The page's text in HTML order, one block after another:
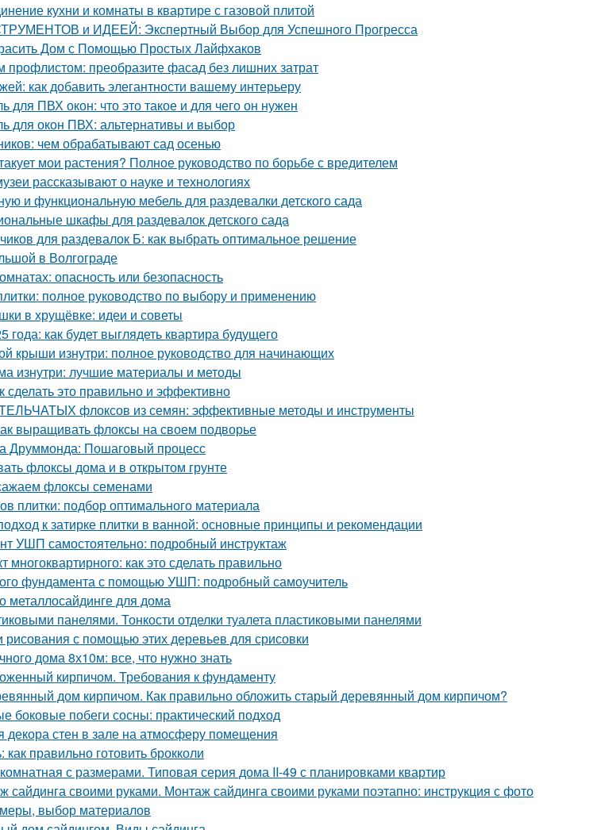
кухни и комнаты в квартире с газовой плитой
и ИДЕЕЙ: Экспертный Выбор для Успешного Прогресса
Дом с Помощью Простых Лайфхаков
профлистом: преобразите фасад без лишних затрат
как добавить элегантности вашему интерьеру
для ПВХ окон: что это такое и для чего он нужен
для окон ПВХ: альтернативы и выбор
чем обрабатывают сад осенью
мои растения? Полное руководство по борьбе с вредителем
рассказывают о науке и технологиях
и функциональную мебель для раздевалки детского сада
шкафы для раздевалок детского сада
для раздевалок Б: как выбрать оптимальное решение
в Волгограде
опасность или безопасность
полное руководство по выбору и применению
в хрущёвке: идеи и советы
года: как будет выглядеть квартира будущего
крыши изнутри: полное руководство для начинающих
изнутри: лучшие материалы и методы
сделать это правильно и эффективно
флоксов из семян: эффективные методы и инструменты
выращивать флоксы на своем подворье
Друммонда: Пошаговый процесс
флоксы дома и в открытом грунте
флоксы семенами
плитки: подбор оптимального материала
к затирке плитки в ванной: основные принципы и рекомендации
УШП самостоятельно: подробный инструктаж
многоквартирного: как это сделать правильно
фундамента с помощью УШП: подробный самоучитель
металлосайдинге для дома
панелями. Тонкости отделки туалета пластиковыми панелями
с помощью этих деревьев для срисовки
дома 8х10м: все, что нужно знать
кирпичом. Требования к фундаменту
дом кирпичом. Как правильно обложить старый деревянный дом кирпичом?
боковые побеги сосны: практический подход
стен в зале на атмосферу помещения
правильно готовить брокколи
с размерами. Типовая серия дома II-49 с планировками квартир
сайдинга своими руками. Монтаж сайдинга своими руками поэтапно: инструкция с фото
выбор материалов